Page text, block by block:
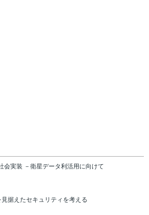
会実装 －衛星データ利活用に向けて
据えたセキュリティを考える